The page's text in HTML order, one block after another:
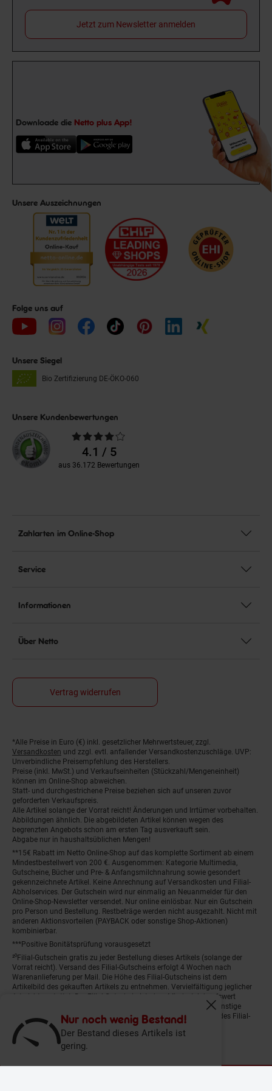
Nur noch wenig Bestand!
Der Bestand dieses Artikels ist
gering.
Fenster
Jetzt zum Newsletter anmelden
Downloade die Netto plus App!
Unsere Auszeichnungen
Folge uns auf
Unsere Siegel
Bio Zertifizierung DE-ÖKO-060
Unsere Kundenbewertungen
Durchschnittliche
Bewertungen4.1 / 5
aus 36.172 Bewertungen
Zahlarten im Online-Shop
Service
Informationen
Über Netto
Vertrag widerrufen
Fußnoten
*Alle Preise in Euro (€) inkl. gesetzlicher Mehrwertsteuer, zzgl.
Versandkosten und zzgl. evtl. anfallender Versandkostenzuschläge. UVP:
Unverbindliche Preisempfehlung des Herstellers.
Preise (inkl. MwSt.) und Verkaufseinheiten (Stückzahl/Mengeneinheit)
können im Online-Shop abweichen.
Statt- und durchgestrichene Preise beziehen sich auf unseren zuvor
geforderten Verkaufspreis.
Alle Artikel solange der Vorrat reicht! Änderungen und Irrtümer vorbehalten.
Abbildungen ähnlich. Die abgebildeten Artikel können wegen des
begrenzten Angebots schon am ersten Tag ausverkauft sein.
Abgabe nur in haushaltsüblichen Mengen!
**15€ Rabatt im Netto Online-Shop auf das komplette Sortiment ab einem
Mindestbestellwert von 200 €. Ausgenommen: Kategorie Multimedia,
Gutscheine, Bücher und Pre- & Anfangsmilchnahrung sowie gesondert
gekennzeichnete Artikel. Keine Anrechnung auf Versandkosten und Filial-
Abholservices. Der Gutschein wird nur einmalig an Neuanmelder für den
Online-Shop-Newsletter versendet. Nur online einlösbar. Nur ein Gutschein
pro Person und Bestellung. Restbeträge werden nicht ausgezahlt. Nicht mit
anderen Aktionsvorteilen (PAYBACK oder sonstige Shop-Aktionen)
kombinierbar.
***Positive Bonitätsprüfung vorausgesetzt
²⁰Filial-Gutschein gratis zu jeder Bestellung dieses Artikels (solange der
Vorrat reicht). Versand des Filial-Gutscheins erfolgt 4 Wochen nach
Warenanlieferung per Mail. Die Höhe des Filial-Gutscheins ist dem
Artikelbild des gekauften Artikels zu entnehmen. Vervielfältigung jeglicher
Art nicht gestattet. Der Filial-Gutschein ist ohne Mindesteinkaufswert
einlösbar. Nicht mit anderen Aktionsvorteilen (PAYBACK oder sonstige
Shop-Aktionen) kombinierbar. Der jeweilige Gültigkeitszeitraum des Filial-
Gutscheins ist darauf vermerkt.